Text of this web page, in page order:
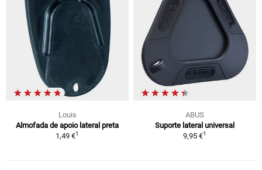
Louis
Almofada de apoio lateral preta
1,49 €1
ABUS
Suporte lateral universal
9,95 €1